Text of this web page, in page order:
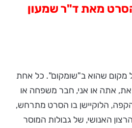
מאת ד"ר שמעון
מקום שהוא ב"שומקום". כל אחת
את, אתה או אני, חבר משפחה או
הלוקיישן בו הסרט מתרחש,
האנושי, של גבולות המוסר